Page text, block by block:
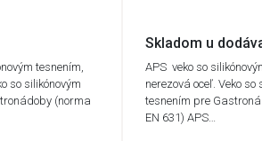
tesnením,
so silikónovým
(norma
Skladom u
APS veko so
nerezová oceľ. Veko so
tesnením pre
EN 631) APS…